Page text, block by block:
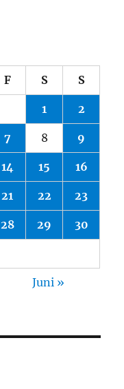
F S S
1 2
7 8 9
14 15 16
21 22 23
28 29 30
Juni »